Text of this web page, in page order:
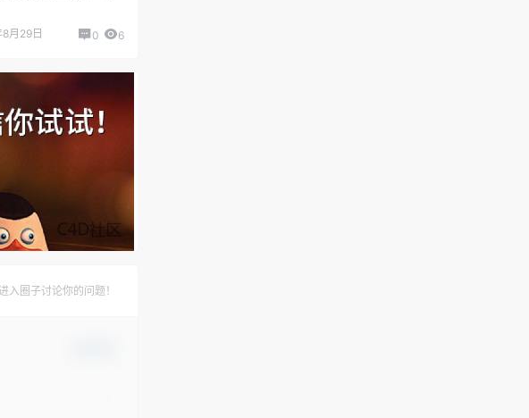
月29日 0 6
进入圈子讨论你的问题！